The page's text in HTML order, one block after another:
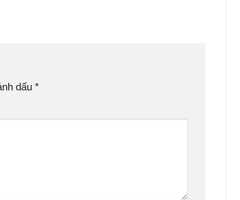
dấu *